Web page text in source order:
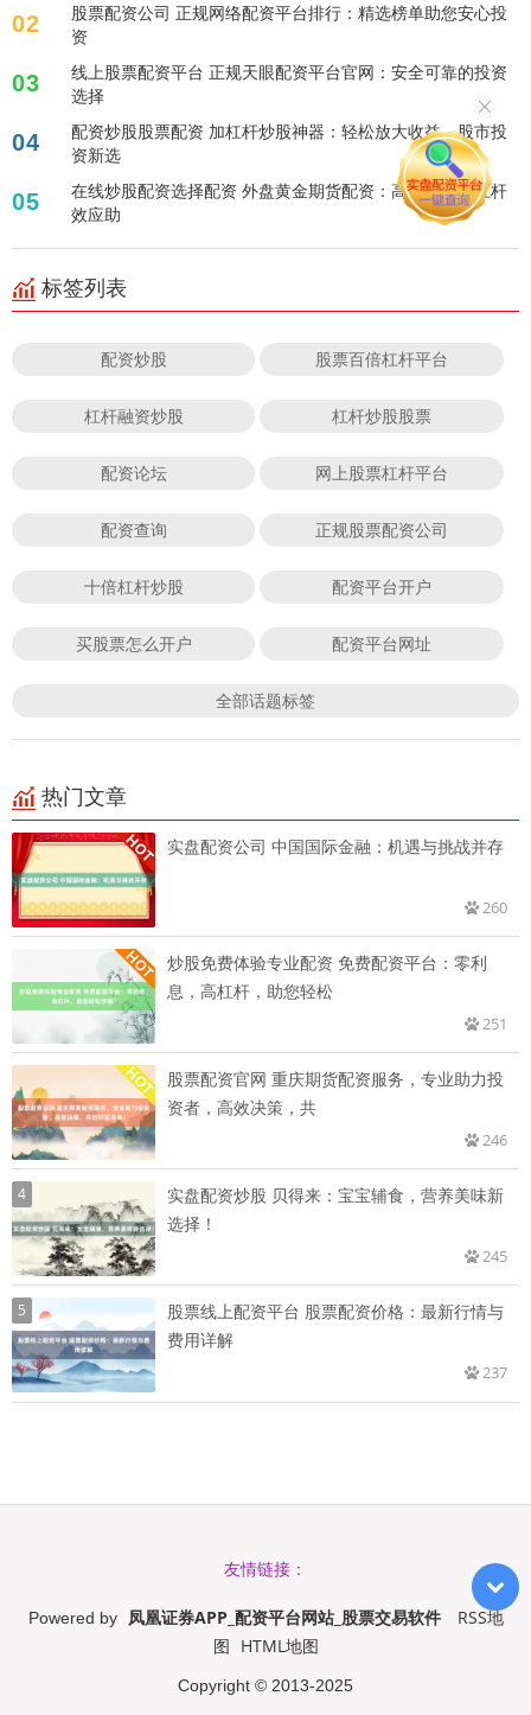
02
股票配资公司 正规网络配资平台排行：精选榜单助您安心投
资
03
线上股票配资平台 正规天眼配资平台官网：安全可靠的投资
选择
04
配资炒股股票配资 加杠杆炒股神器：轻松放大收益，股市投
资新选
05
在线炒股配资选择配资 外盘黄金期货配资：高效投资，杠杆
效应助
标签列表
配资炒股 股票百倍杠杆平台
杠杆融资炒股 杠杆炒股股票
配资论坛 网上股票杠杆平台
配资查询 正规股票配资公司
十倍杠杆炒股 配资平台开户
买股票怎么开户 配资平台网址
全部话题标签
热门文章
实盘配资公司 中国国际金融：机遇与挑战并存
260
炒股免费体验专业配资 免费配资平台：零利
息，高杠杆，助您轻松
251
股票配资官网 重庆期货配资服务，专业助力投
资者，高效决策，共
246
4
实盘配资炒股 贝得来：宝宝辅食，营养美味新
选择！
245
5
股票线上配资平台 股票配资价格：最新行情与
费用详解
237
友情链接：
Powered by 凤凰证券APP_配资平台网站_股票交易软件
RSS地
图 HTML地图
Copyright © 2013-2025